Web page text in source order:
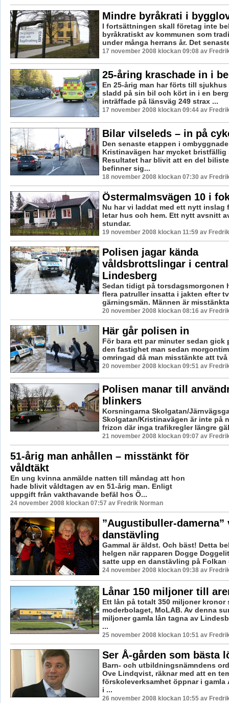
Mindre byråkrati i
I fortsättningen skall företag inte
byråkratiskt av kommunen som
under många herrans år. Det
17 november 2008 klockan 09:08 av
25-åring kraschade in i
En 25-årig man har förts till
sladd på sin bil och kört in i en
inträffade på länsväg 249 strax ...
17 november 2008 klockan 09:44 av
Bilar vilseleds – in på
Den senaste etappen i
Kristinavägen har mycket
Resultatet har blivit att en del
befinner sig...
18 november 2008 klockan 07:30 av
Östermalmsvägen 10 i
Nu har vi laddat med ett nytt inslag
letar hus och hem. Ett nytt avsnitt
stundar.
19 november 2008 klockan 11:59 av
Polisen jagar kända
våldsbrottslingar i
Lindesberg
Sedan tidigt på torsdagsmorgonen
flera patruller insatta i jakten efter
gärningsmän. Männen är
20 november 2008 klockan 08:16 av
Här går polisen in
För bara ett par minuter sedan
den fastighet man sedan
omringad då man misstänkte att två
20 november 2008 klockan 09:51 av
Polisen manar till
blinkers
Korsningarna Skolgatan/
Skolgatan/Kristinavägen är inte på
frizon där inga trafikregler längre
21 november 2008 klockan 09:07 av
51-årig man anhållen – misstänkt för
våldtäkt
En ung kvinna anmälde natten till måndag att hon
hade blivit våldtagen av en 51-årig man. Enligt
uppgift från vakthavande befäl hos Ö...
24 november 2008 klockan 07:57 av Fredrik Norman
”Augustibuller-damerna”
danstävling
Gammal är äldst. Och bäst! Detta
helgen när rapparen Dogge
satte upp en danstävling på Folkan
24 november 2008 klockan 09:38 av
Lånar 150 miljoner till
Ett lån på totalt 350 miljoner kronor
moderbolaget, MoLAB. Av denna
miljoner gamla lån tagna av
...
25 november 2008 klockan 10:51 av
Ser Å-gården som bästa
Barn- och utbildningsnämndens
Ove Lindqvist, räknar med att en
förskoleverksamhet öppnar i gamla
i ...
26 november 2008 klockan 10:55 av